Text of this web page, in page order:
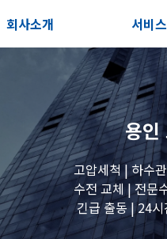
회사소개
공지사항
오시는길
서비스
솔루션
블로그
용인
고압세척 | 하수
수전 교체 | 전문
긴급 출동 | 24